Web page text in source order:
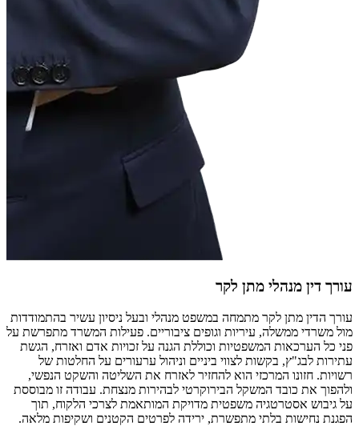
עורך דין מנהלי מתן לקר
עורך הדין מתן לקר מתמחה במשפט מנהלי ובעל ניסיון עשיר בהתמודדות
מול משרדי ממשלה, עיריות וגופים ציבוריים. פעילות המשרד מתפרשת על
פני כל הערכאות המשפטיות וכוללת הגנה על זכויות אדם ואזרח, הגשת
עתירות לבג"ץ, בקשות לצווי ביניים וניהול ערעורים על החלטות של
רשויות. חזונו המרכזי הוא להחזיר לאזרח את השליטה והשקט הנפשי,
ולהפוך את כובד המשקל הבירוקרטי לבהירות מנצחת. עבודה זו מבוססת
על גיבוש אסטרטגיה משפטית מדויקת המותאמת לצרכי הלקוח, תוך
הפגנת נחישות בלתי מתפשרת, ירידה לפרטים הקטנים ושקיפות מלאה.